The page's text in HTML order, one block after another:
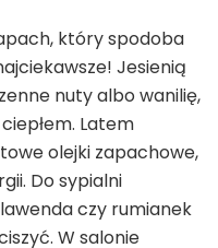
który spodoba
Jesienią
nuty albo wanilię,
Latem
olejki zapachowe,
Do sypialni
czy rumianek
W salonie